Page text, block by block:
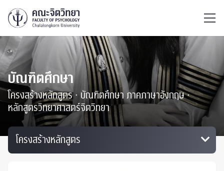
บัณฑิตศึกษา
โครงสร้างหลักสูตร ∙ บัณฑิตศึกษา ภาคภาษาอังกฤษ ∙
หลักสูตรวิทยาศาสตร์จิตวิทยา